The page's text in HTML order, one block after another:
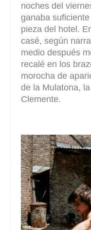
noches del
ganaba
pieza del hotel.
casé, según
medio después
recalé en los
morocha de
de la Mulatona,
Clemente.